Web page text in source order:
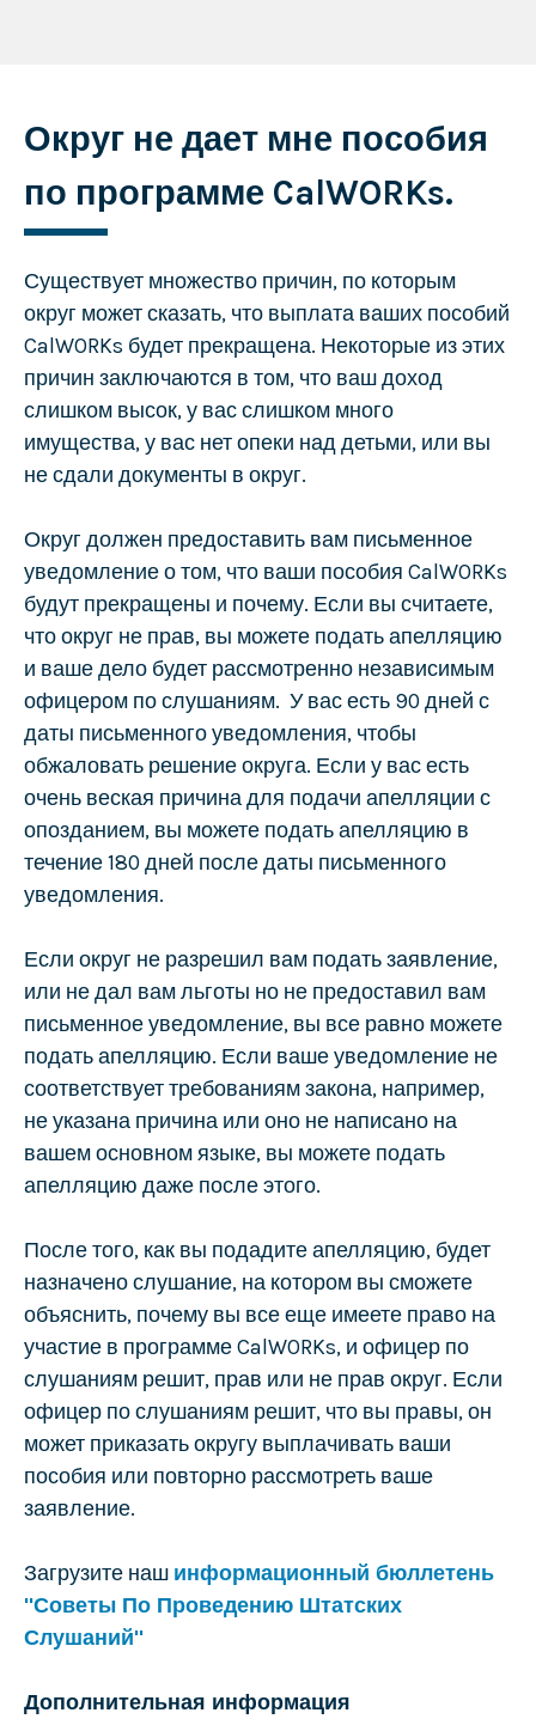
Округ не дает мне пособия
по программе CalWORKs.
Существует множество причин, по которым
округ может сказать, что выплата ваших пособий
CalWORKs будет прекращена. Некоторые из этих
причин заключаются в том, что ваш доход
слишком высок, у вас слишком много
имущества, у вас нет опеки над детьми, или вы
не сдали документы в округ.
Округ должен предоставить вам письменное
уведомление о том, что ваши пособия CalWORKs
будут прекращены и почему. Если вы считаете,
что округ не прав, вы можете подать апелляцию
и ваше дело будет рассмотренно независимым
офицером по слушаниям. У вас есть 90 дней с
даты письменного уведомления, чтобы
обжаловать решение округа. Если у вас есть
очень веская причина для подачи апелляции с
опозданием, вы можете подать апелляцию в
течение 180 дней после даты письменного
уведомления.
Если округ не разрешил вам подать заявление,
или не дал вам льготы но не предоставил вам
письменное уведомление, вы все равно можете
подать апелляцию. Если ваше уведомление не
соответствует требованиям закона, например,
не указана причина или оно не написано на
вашем основном языке, вы можете подать
апелляцию даже после этого.
После того, как вы подадите апелляцию, будет
назначено слушание, на котором вы сможете
объяснить, почему вы все еще имеете право на
участие в программе CalWORKs, и офицер по
слушаниям решит, прав или не прав округ. Если
офицер по слушаниям решит, что вы правы, он
может приказать округу выплачивать ваши
пособия или повторно рассмотреть ваше
заявление.
Загрузите наш информационный бюллетень
"Советы По Проведению Штатских
Слушаний"
Дополнительная информация